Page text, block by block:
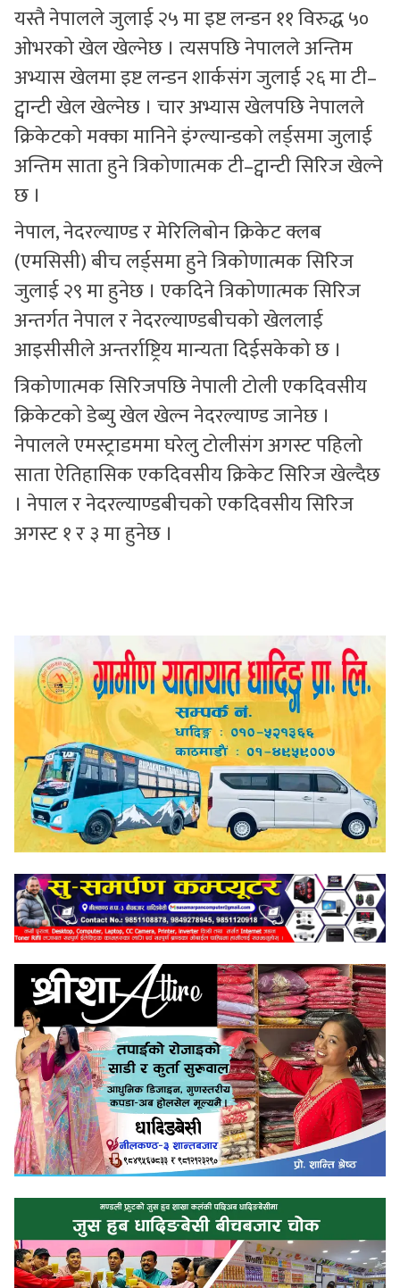
यस्तै नेपालले जुलाई २५ मा इष्ट लन्डन ११ विरुद्ध ५०
ओभरको खेल खेल्नेछ । त्यसपछि नेपालले अन्तिम
अभ्यास खेलमा इष्ट लन्डन शार्कसंग जुलाई २६ मा टी–
ट्वान्टी खेल खेल्नेछ । चार अभ्यास खेलपछि नेपालले
क्रिकेटको मक्का मानिने इंग्ल्यान्डको लर्ड्समा जुलाई
अन्तिम साता हुने त्रिकोणात्मक टी–ट्वान्टी सिरिज खेल्ने
छ ।
नेपाल, नेदरल्याण्ड र मेरिलिबोन क्रिकेट क्लब
(एमसिसी) बीच लर्ड्समा हुने त्रिकोणात्मक सिरिज
जुलाई २९ मा हुनेछ । एकदिने त्रिकोणात्मक सिरिज
अन्तर्गत नेपाल र नेदरल्याण्डबीचको खेललाई
आइसीसीले अन्तर्राष्ट्रिय मान्यता दिईसकेको छ ।
त्रिकोणात्मक सिरिजपछि नेपाली टोली एकदिवसीय
क्रिकेटको डेब्यु खेल खेल्न नेदरल्याण्ड जानेछ ।
नेपालले एमस्ट्राडममा घरेलु टोलीसंग अगस्ट पहिलो
साता ऐतिहासिक एकदिवसीय क्रिकेट सिरिज खेल्दैछ
। नेपाल र नेदरल्याण्डबीचको एकदिवसीय सिरिज
अगस्ट १ र ३ मा हुनेछ ।